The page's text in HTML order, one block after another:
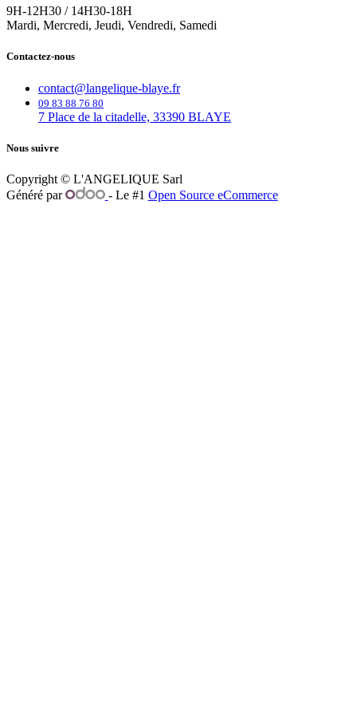
9H-12H30 / 14H30-18H
Mardi, Mercredi, Jeudi, Vendredi, Samedi
Contactez-nous
contact@langelique-blaye.fr
09 83 88 76 80
7 Place de la citadelle, 33390 BLAYE
Nous suivre
Copyright © L'ANGELIQUE Sarl
Généré par
- Le #1 Open Source eCommerce